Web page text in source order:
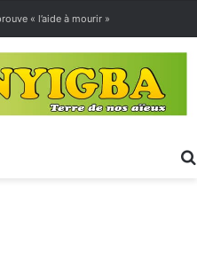
« l’aide à mourir »